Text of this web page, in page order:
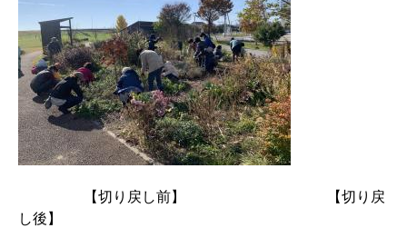
【切り戻し前】 【切り戻
し後】